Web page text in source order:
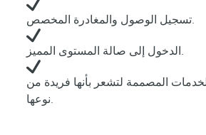
تسجيل الوصول والمغادرة المخصص.
الدخول إلى صالة المستوى المميز.
المصممة لتشعر بأنها فريدة من
نوعها.